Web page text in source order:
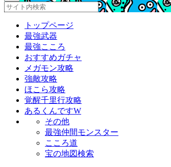
トップページ
最強武器
最強こころ
おすすめガチャ
メガモン攻略
強敵攻略
ほこら攻略
覚醒千里行攻略
あるくんですW
その他
最強仲間モンスター
こころ道
宝の地図検索